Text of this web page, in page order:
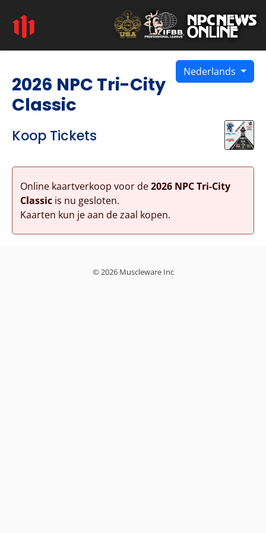
Nederlands
2026 NPC Tri-City
Classic
Koop Tickets
Online kaartverkoop voor de2026 NPC Tri-City
Classicis nu gesloten.
Kaarten kun je aan de zaal kopen.
© 2026 Muscleware Inc